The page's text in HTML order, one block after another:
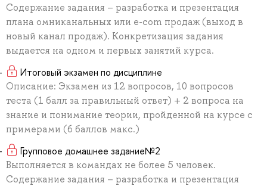
Содержание задания – разработка и презентация
плана омниканальных или e-com продаж (выход в
новый канал продаж). Конкретизация задания
выдается на одном и первых занятий курса.
Итоговый экзамен по дисциплине
Описание: Экзамен из 12 вопросов, 10 вопросов
теста (1 балл за правильный ответ) + 2 вопроса на
знание и понимание теории, пройденной на курсе с
примерами (6 баллов макс.)
Групповое домашнее задание№2
Выполняется в командах не более 5 человек.
Содержание задания – разработка и презентация